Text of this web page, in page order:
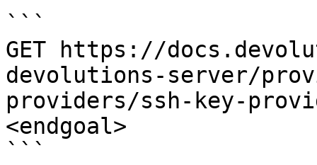
```
GET https://
devolutions-server/
providers/ssh-key-
<endgoal>
```